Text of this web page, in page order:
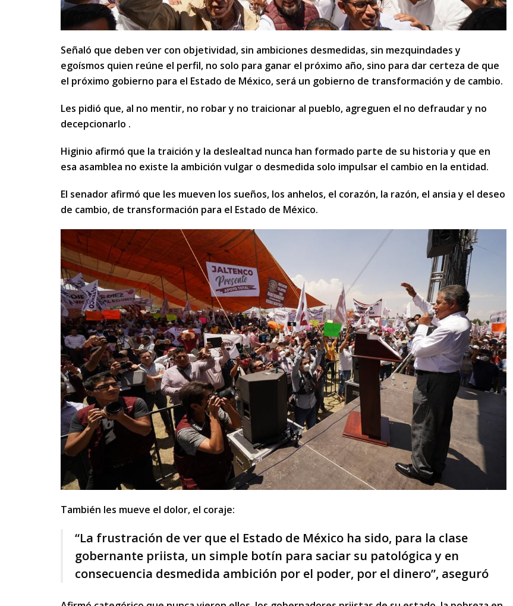
Señaló que deben ver con objetividad, sin ambiciones desmedidas, sin mezquindades y
egoísmos quien reúne el perfil, no solo para ganar el próximo año, sino para dar certeza de que
el próximo gobierno para el Estado de México, será un gobierno de transformación y de cambio.
Les pidió que, al no mentir, no robar y no traicionar al pueblo, agreguen el no defraudar y no
decepcionarlo .
Higinio afirmó que la traición y la deslealtad nunca han formado parte de su historia y que en
esa asamblea no existe la ambición vulgar o desmedida solo impulsar el cambio en la entidad.
El senador afirmó que les mueven los sueños, los anhelos, el corazón, la razón, el ansia y el deseo
de cambio, de transformación para el Estado de México.
También les mueve el dolor, el coraje:
“La frustración de ver que el Estado de México ha sido, para la clase
gobernante priista, un simple botín para saciar su patológica y en
consecuencia desmedida ambición por el poder, por el dinero”, aseguró